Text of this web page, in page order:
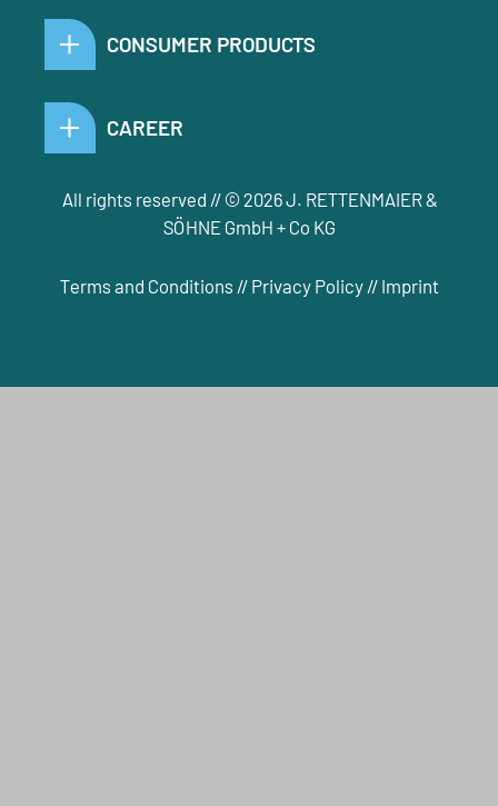
CONSUMER PRODUCTS
CAREER
All rights reserved // © 2026 J. RETTENMAIER &
SÖHNE GmbH + Co KG
Terms and Conditions // Privacy Policy// Imprint